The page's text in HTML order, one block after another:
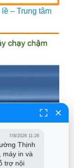
– Trung tâm
7/8/2026 11:26
Thịnh
máy in và
trợ nội